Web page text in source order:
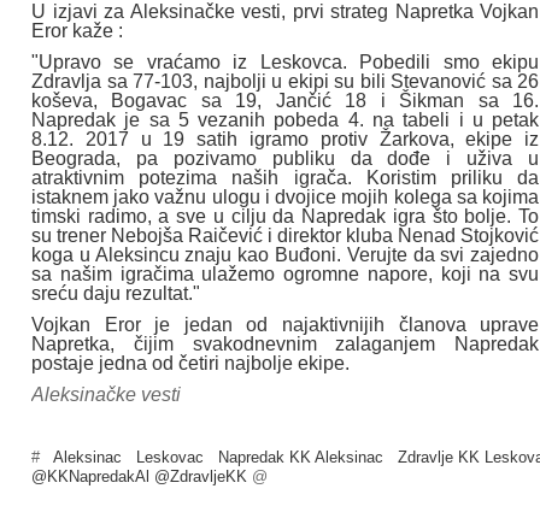
U izjavi za Aleksinačke vesti, prvi strateg Napretka Vojkan
Eror kaže :
"Upravo se vraćamo iz Leskovca. Pobedili smo ekipu
Zdravlja sa 77-103, najbolji u ekipi su bili Stevanović sa 26
koševa, Bogavac sa 19, Jančić 18 i Šikman sa 16.
Napredak je sa 5 vezanih pobeda 4. na tabeli i u petak
8.12. 2017 u 19 satih igramo protiv Žarkova, ekipe iz
Beograda, pa pozivamo publiku da dođe i uživa u
atraktivnim potezima naših igrača. Koristim priliku da
istaknem jako važnu ulogu i dvojice mojih kolega sa kojima
timski radimo, a sve u cilju da Napredak igra što bolje. To
su trener Nebojša Raičević i direktor kluba Nenad Stojković
koga u Aleksincu znaju kao Buđoni. Verujte da svi zajedno
sa našim igračima ulažemo ogromne napore, koji na svu
sreću daju rezultat."
Vojkan Eror je jedan od najaktivnijih članova uprave
Napretka, čijim svakodnevnim zalaganjem Napredak
postaje jedna od četiri najbolje ekipe.
Aleksinačke vesti
# Aleksinac Leskovac Napredak KK Aleksinac
Zdravlje KK
@KKNapredakAl @ZdravljeKK @